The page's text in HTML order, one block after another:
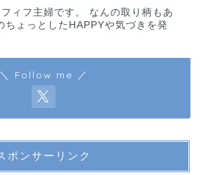
ィフ主婦です。 なんの取り柄もあ
ちょっとしたHAPPYや気づきを発
＼ Follow me ／
ポンサーリンク